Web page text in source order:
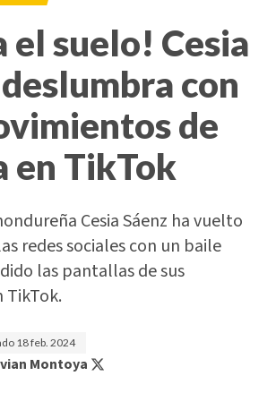
el suelo! Cesia
con
de
en TikTok
Cesia Sáenz ha vuelto
redes sociales con un baile
las pantallas de sus
TikTok.
18 feb. 2024
Montoya